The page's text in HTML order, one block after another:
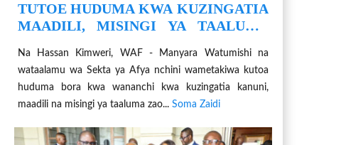
TUTOE HUDUMA KWA KUZINGATIA
MAADILI, MISINGI YA TAALUMA
Na Hassan Kimweri, WAF - Manyara Watumishi na
wataalamu wa Sekta ya Afya nchini wametakiwa kutoa
huduma bora kwa wananchi kwa kuzingatia kanuni,
maadili na misingi ya taaluma zao... Soma Zaidi